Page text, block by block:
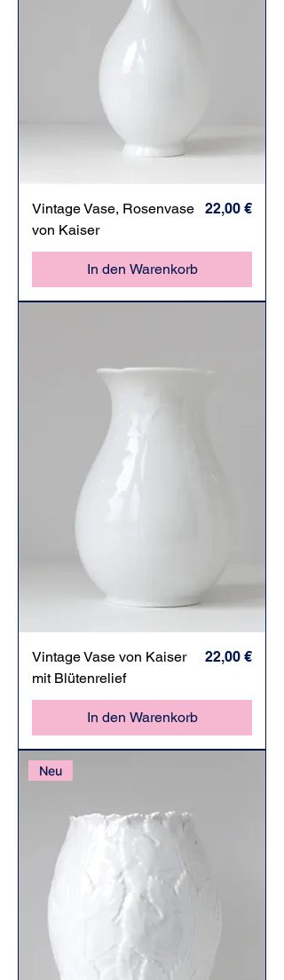
Vintage Vase, Rosenvase
von Kaiser
Preis
22,00 €
In den Warenkorb
Vintage Vase von Kaiser
mit Blütenrelief
Preis
22,00 €
In den Warenkorb
Neu